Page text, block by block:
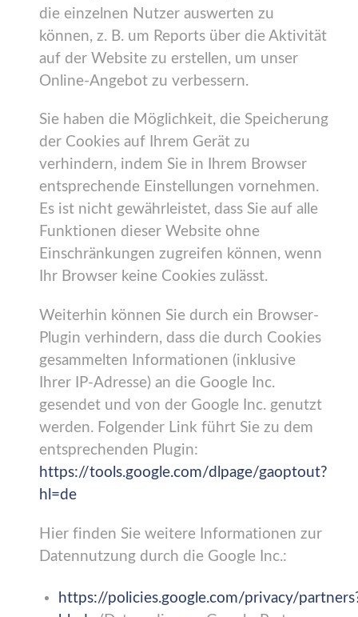
die einzelnen Nutzer auswerten zu
können, z. B. um Reports über die Aktivität
auf der Website zu erstellen, um unser
Online-Angebot zu verbessern.
Sie haben die Möglichkeit, die Speicherung
der Cookies auf Ihrem Gerät zu
verhindern, indem Sie in Ihrem Browser
entsprechende Einstellungen vornehmen.
Es ist nicht gewährleistet, dass Sie auf alle
Funktionen dieser Website ohne
Einschränkungen zugreifen können, wenn
Ihr Browser keine Cookies zulässt.
Weiterhin können Sie durch ein Browser-
Plugin verhindern, dass die durch Cookies
gesammelten Informationen (inklusive
Ihrer IP-Adresse) an die Google Inc.
gesendet und von der Google Inc. genutzt
werden. Folgender Link führt Sie zu dem
entsprechenden Plugin:
https://tools.google.com/dlpage/gaoptout?
hl=de
Hier finden Sie weitere Informationen zur
Datennutzung durch die Google Inc.:
https://policies.google.com/privacy/